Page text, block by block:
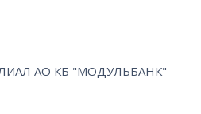
АО КБ "МОДУЛЬБАНК"